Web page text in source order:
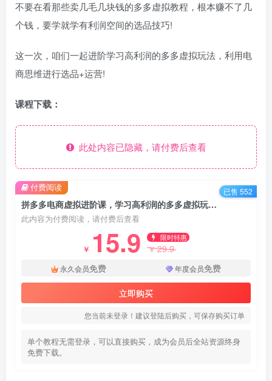
不要在看那些卖几毛几块钱的多多虚拟教程，根本赚不了几
个钱，要学就学有利润空间的选品技巧!
这一次，咱们一起进阶学习高利润的多多虚拟玩法，利用电
商思维进行选品+运营!
课程下载：
此处内容已隐藏，请付费后查看
拼多多电商虚拟进阶课，学习高利润的多多虚拟玩法，利用电商思维进行选品+运营
此内容为付费阅读，请付费后查看
￥ 15.9 限时特惠
￥29.9
永久会员免费 年度会员免费
立即购买
您当前未登录！建议登陆后购买，可保存购买订单
单个教程无需登录，可以直接购买，成为会员后全站资源终身
免费下载。
付费阅读 已售 552